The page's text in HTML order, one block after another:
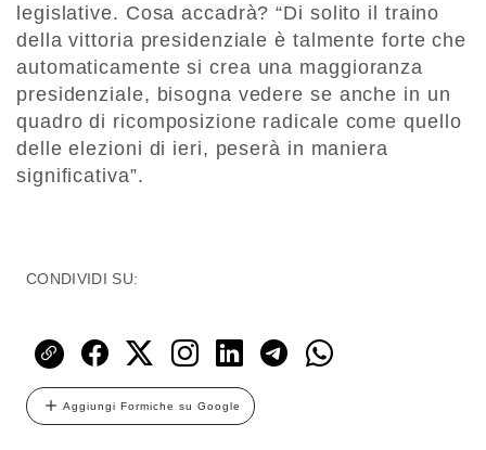
legislative. Cosa accadrà? “Di solito il traino
della vittoria presidenziale è talmente forte che
automaticamente si crea una maggioranza
presidenziale, bisogna vedere se anche in un
quadro di ricomposizione radicale come quello
delle elezioni di ieri, peserà in maniera
significativa”.
CONDIVIDI SU:
Aggiungi Formiche su Google